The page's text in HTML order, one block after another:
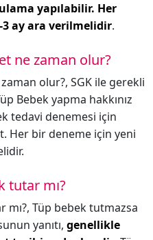
yapılabilir. Her
3 ay ara verilmelidir.
ne zaman olur?
olur?, SGK ile gerekli
Bebek yapma hakkınız
tedavi denemesi için
Her bir deneme için yeni
tutar mı?
mı?, Tüp bebek tutmazsa
yanıtı, genellikle